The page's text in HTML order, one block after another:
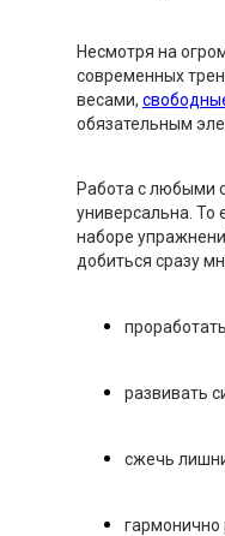
Несмотря на
современных
весами,
обязательным
Работа с любыми
универсальна. То
наборе
добиться сразу
развивать
сжечь
гармонично